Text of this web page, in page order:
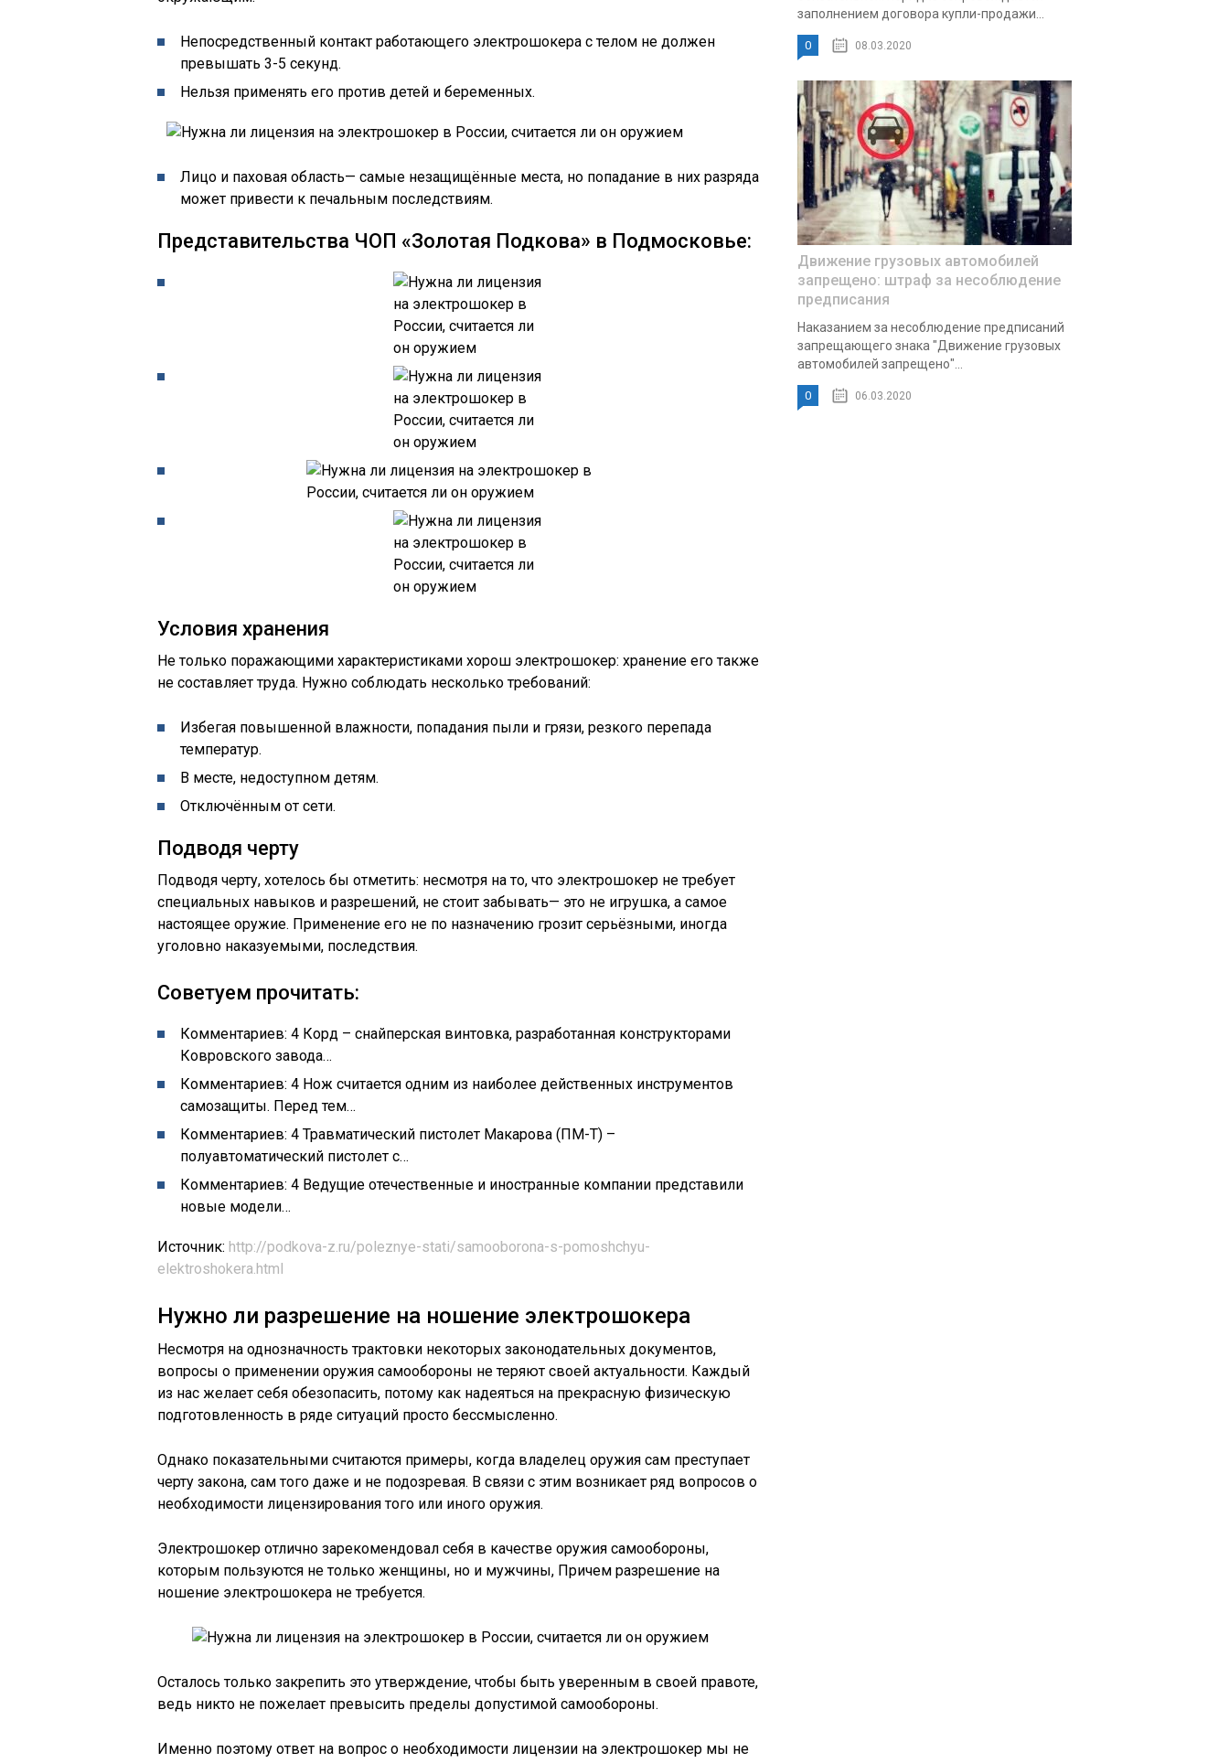
Непосредственный контакт работающего электрошокера с телом не должен
превышать 3-5 секунд.
Нельзя применять его против детей и беременных.
Лицо и паховая область— самые незащищённые места, но попадание в них разряда
может привести к печальным последствиям.
Представительства ЧОП «Золотая Подкова» в Подмосковье:
Условия хранения
Не только поражающими характеристиками хорош электрошокер: хранение его также
не составляет труда. Нужно соблюдать несколько требований:
Избегая повышенной влажности, попадания пыли и грязи, резкого перепада
температур.
В месте, недоступном детям.
Отключённым от сети.
Подводя черту
Подводя черту, хотелось бы отметить: несмотря на то, что электрошокер не требует
специальных навыков и разрешений, не стоит забывать— это не игрушка, а самое
настоящее оружие. Применение его не по назначению грозит серьёзными, иногда
уголовно наказуемыми, последствия.
Советуем прочитать:
Комментариев: 4 Корд – снайперская винтовка, разработанная конструкторами
Ковровского завода…
Комментариев: 4 Нож считается одним из наиболее действенных инструментов
самозащиты. Перед тем…
Комментариев: 4 Травматический пистолет Макарова (ПМ-Т) –
полуавтоматический пистолет с…
Комментариев: 4 Ведущие отечественные и иностранные компании представили
новые модели…
Источник: http://podkova-z.ru/poleznye-stati/samooborona-s-pomoshchyu-
elektroshokera.html
Нужно ли разрешение на ношение электрошокера
Несмотря на однозначность трактовки некоторых законодательных документов,
вопросы о применении оружия самообороны не теряют своей актуальности. Каждый
из нас желает себя обезопасить, потому как надеяться на прекрасную физическую
подготовленность в ряде ситуаций просто бессмысленно.
Однако показательными считаются примеры, когда владелец оружия сам преступает
черту закона, сам того даже и не подозревая. В связи с этим возникает ряд вопросов о
необходимости лицензирования того или иного оружия.
Электрошокер отлично зарекомендовал себя в качестве оружия самообороны,
которым пользуются не только женщины, но и мужчины, Причем разрешение на
ношение электрошокера не требуется.
Осталось только закрепить это утверждение, чтобы быть уверенным в своей правоте,
ведь никто не пожелает превысить пределы допустимой самообороны.
Именно поэтому ответ на вопрос о необходимости лицензии на электрошокер мы не
заполнением договора купли-продажи...
0 08.03.2020
Движение грузовых автомобилей
запрещено: штраф за несоблюдение
предписания
Наказанием за несоблюдение предписаний
запрещающего знака "Движение грузовых
автомобилей запрещено"...
0 06.03.2020